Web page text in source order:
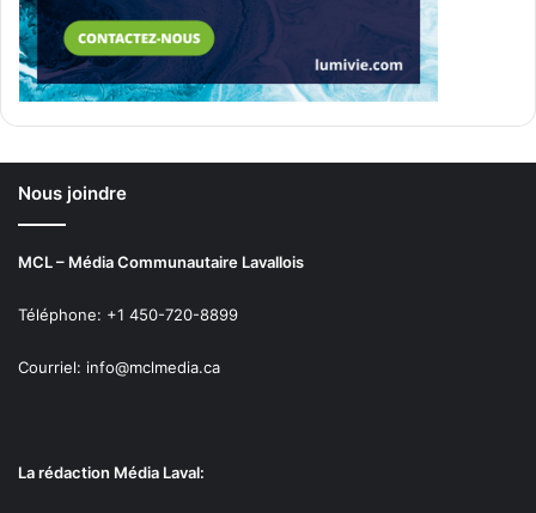
Nous joindre
MCL – Média Communautaire Lavallois
Téléphone: +1 450-720-8899
Courriel: info@mclmedia.ca
La rédaction Média Laval: